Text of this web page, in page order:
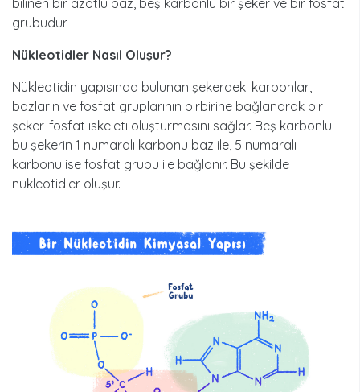
bilinen bir azotlu baz, beş karbonlu bir şeker ve bir fosfat
grubudur.
Nükleotidler Nasıl Oluşur?
Nükleotidin yapısında bulunan şekerdeki karbonlar,
bazların ve fosfat gruplarının birbirine bağlanarak bir
şeker-fosfat iskeleti oluşturmasını sağlar. Beş karbonlu
bu şekerin 1 numaralı karbonu baz ile, 5 numaralı
karbonu ise fosfat grubu ile bağlanır. Bu şekilde
nükleotidler oluşur.